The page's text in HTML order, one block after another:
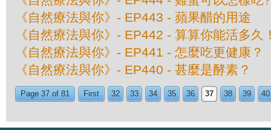
《自然療法與你》- EP443 - 蘋果醋的用途
《自然療法與你》- EP442 - 算算你能活多久
《自然療法與你》- EP441 - 怎麼吃更健康？
《自然療法與你》- EP440 - 甚麼是酵素？
Page 37 of 81 First 32 33 34 35 36 37 38 39 40